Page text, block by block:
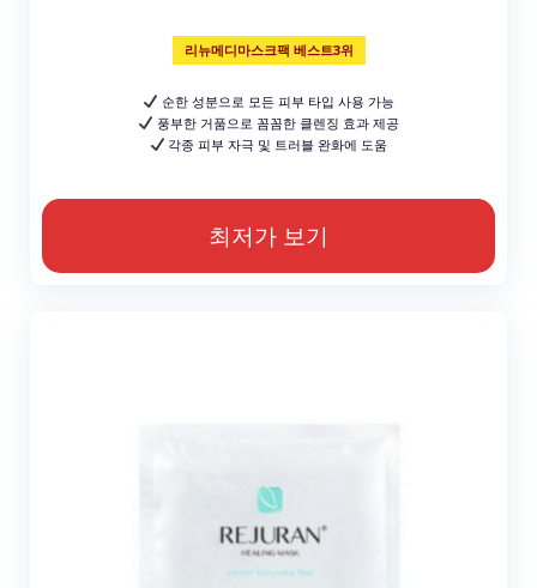
리뉴메디마스크팩 베스트3위
순한 성분으로 모든 피부 타입 사용 가능
풍부한 거품으로 꼼꼼한 클렌징 효과 제공
각종 피부 자극 및 트러블 완화에 도움
최저가 보기